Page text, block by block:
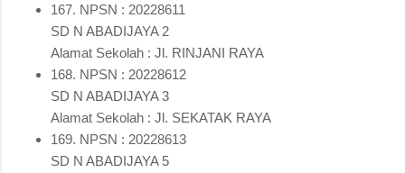
167. NPSN : 20228611
SD N ABADIJAYA 2
Alamat Sekolah : Jl. RINJANI RAYA
168. NPSN : 20228612
SD N ABADIJAYA 3
Alamat Sekolah : Jl. SEKATAK RAYA
169. NPSN : 20228613
SD N ABADIJAYA 5